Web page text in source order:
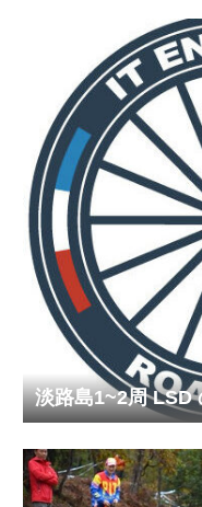
淡路島1~2周 LSD